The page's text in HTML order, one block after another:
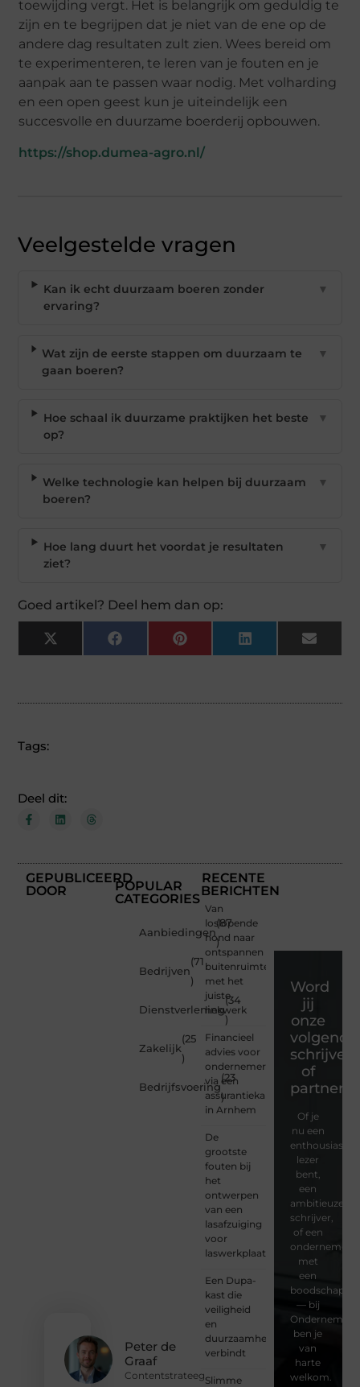
toewijding vergt. Het is belangrijk om geduldig te
zijn en te begrijpen dat je niet van de ene op de
andere dag resultaten zult zien. Wees bereid om
te experimenteren, te leren van je fouten en je
aanpak aan te passen waar nodig. Met volharding
en een open geest kun je uiteindelijk een
succesvolle en duurzame boerderij opbouwen.
https://shop.dumea-agro.nl/
Veelgestelde vragen
Kan ik echt duurzaam boeren zonder
ervaring?
▼
Wat zijn de eerste stappen om duurzaam te
gaan boeren?
▼
Hoe schaal ik duurzame praktijken het beste
op?
▼
Welke technologie kan helpen bij duurzaam
boeren?
▼
Hoe lang duurt het voordat je resultaten
ziet?
▼
Goed artikel? Deel hem dan op:
X
(Twitter)
Facebook Pinterest LinkedIn Email
Tags:
Deel dit:
GEPUBLICEERD
DOOR
Peter de
Graaf
Contentstrateeg
POPULAR
CATEGORIES
Aanbiedingen
(87
)
Bedrijven
(71
)
Dienstverlening
(34
)
Zakelijk
(25
)
Bedrijfsvoering
(23
)
RECENTE
BERICHTEN
Van
loslopende
hond naar
ontspannen
buitenruimte
met het
juiste
hekwerk
Financieel
advies voor
ondernemers
via een
assurantiekantoor
in Arnhem
De
grootste
fouten bij
het
ontwerpen
van een
lasafzuiging
voor
laswerkplaatsen
Een Dupa-
kast die
veiligheid
en
duurzaamheid
verbindt
Slimme
Word
jij
onze
volgende
schrijver
of
partner?
Of je
nu een
enthousiaste
lezer
bent,
een
ambitieuze
schrijver,
of een
ondernemer
met
een
boodschap
— bij
ben je
van
harte
welkom.